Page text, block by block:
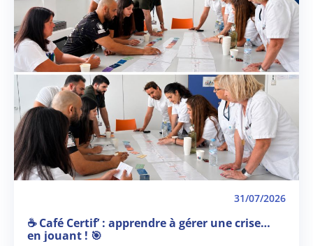
31/07/2026
☕ Café Certif’ : apprendre à gérer une crise…
en jouant ! 🎯